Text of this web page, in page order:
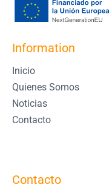
Information
Inicio
Quienes Somos
Noticias
Contacto
Contacto